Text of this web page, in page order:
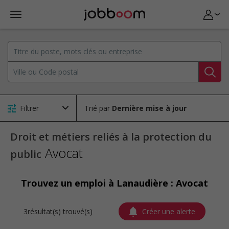
Filtrer Trié par
Droit et métiers reliés à la protection du
public Avocat
Trouvez un emploi à Lanaudière : Avocat
3résultat(s) trouvé(s) Créer une alerte